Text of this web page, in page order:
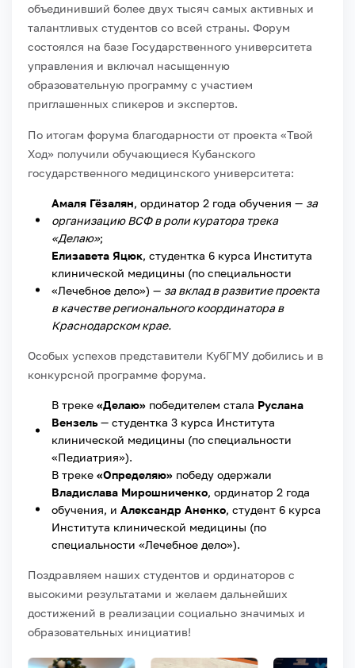
объединивший более двух тысяч самых активных и
талантливых студентов со всей страны. Форум
состоялся на базе Государственного университета
управления и включал насыщенную
образовательную программу с участием
приглашенных спикеров и экспертов.
По итогам форума благодарности от проекта «Твой
Ход» получили обучающиеся Кубанского
государственного медицинского университета:
Амаля Гёзалян, ординатор 2 года обучения — за
организацию ВСФ в роли куратора трека
«Делаю»;
Елизавета Яцюк, студентка 6 курса Института
клинической медицины (по специальности
«Лечебное дело») — за вклад в развитие проекта
в качестве регионального координатора в
Краснодарском крае.
Особых успехов представители КубГМУ добились и в
конкурсной программе форума.
В треке «Делаю» победителем стала Руслана
Вензель— студентка 3 курса Института
клинической медицины (по специальности
«Педиатрия»).
В треке «Определяю» победу одержали
Владислава Мирошниченко, ординатор 2 года
обучения, и Александр Аненко, студент 6 курса
Института клинической медицины (по
специальности «Лечебное дело»).
Поздравляем наших студентов и ординаторов с
высокими результатами и желаем дальнейших
достижений в реализации социально значимых и
образовательных инициатив!